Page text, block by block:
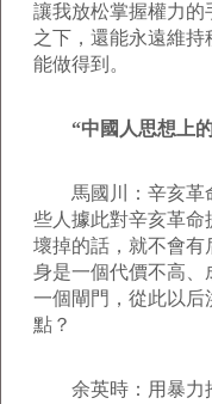
讓我放松掌握權力的
之下，還能永遠維
能做得到。
“中國人思想上
馬國川：辛亥革
些人據此對辛亥革命
壞掉的話，就不會有
身是一個代價不高、
一個閘門，從此以后
點？
余英時：用暴力